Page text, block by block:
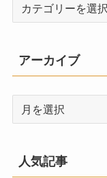
ー
アーカイブ
ブ
人気記事